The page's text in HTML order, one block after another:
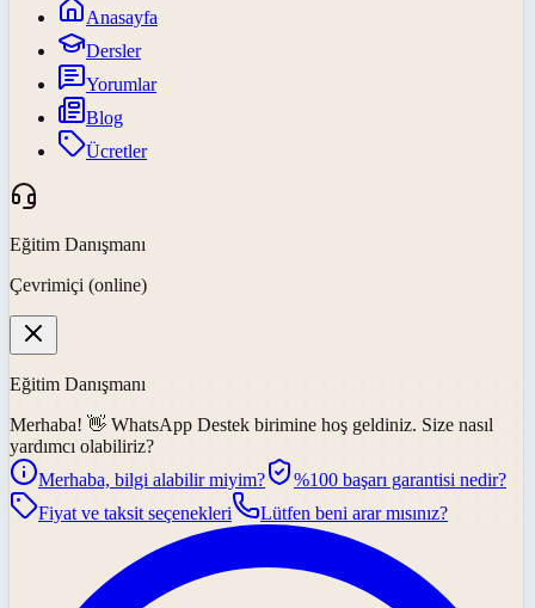
Anasayfa
Dersler
Yorumlar
Blog
Ücretler
Eğitim Danışmanı
Çevrimiçi (online)
Eğitim Danışmanı
Merhaba! 👋 WhatsApp Destek birimine hoş geldiniz. Size nasıl
yardımcı olabiliriz?
Merhaba, bilgi alabilir miyim?
%100 başarı garantisi nedir?
Fiyat ve taksit seçenekleri
Lütfen beni arar mısınız?